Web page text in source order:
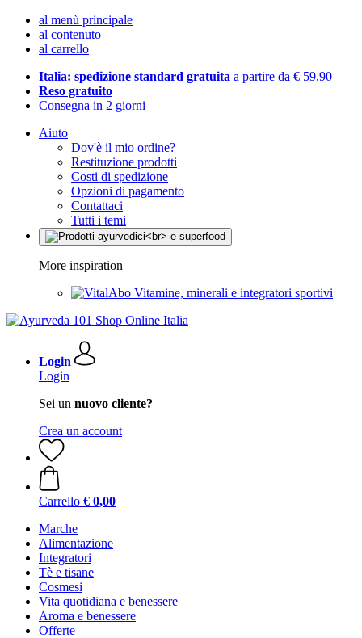
al menù principale
al contenuto
al carrello
Italia: spedizione standard gratuita a partire da € 59,90
Reso gratuito
Consegna in 2 giorni
Aiuto
Dov'è il mio ordine?
Restituzione prodotti
Costi di spedizione
Opzioni di pagamento
Contattaci
Tutti i temi
More inspiration
Vitamine, minerali e integratori sportivi
Login
Login
Sei un nuovo cliente?
Crea un account
Carrello € 0,00
Marche
Alimentazione
Integratori
Tè e tisane
Cosmesi
Vita quotidiana e benessere
Aroma e benessere
Offerte